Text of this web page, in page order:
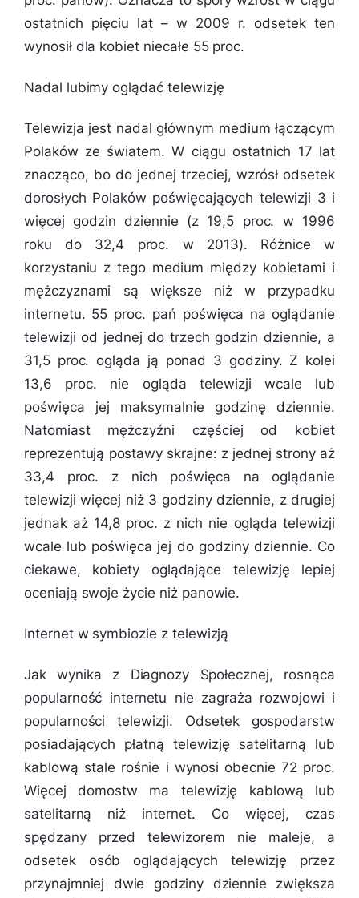
ostatnich pięciu lat – w 2009 r. odsetek ten
wynosił dla kobiet niecałe 55 proc.
Nadal lubimy oglądać telewizję
Telewizja jest nadal głównym medium łączącym
Polaków ze światem. W ciągu ostatnich 17 lat
znacząco, bo do jednej trzeciej, wzrósł odsetek
dorosłych Polaków poświęcających telewizji 3 i
więcej godzin dziennie (z 19,5 proc. w 1996
roku do 32,4 proc. w 2013). Różnice w
korzystaniu z tego medium między kobietami i
mężczyznami są większe niż w przypadku
internetu. 55 proc. pań poświęca na oglądanie
telewizji od jednej do trzech godzin dziennie, a
31,5 proc. ogląda ją ponad 3 godziny. Z kolei
13,6 proc. nie ogląda telewizji wcale lub
poświęca jej maksymalnie godzinę dziennie.
Natomiast mężczyźni częściej od kobiet
reprezentują postawy skrajne: z jednej strony aż
33,4 proc. z nich poświęca na oglądanie
telewizji więcej niż 3 godziny dziennie, z drugiej
jednak aż 14,8 proc. z nich nie ogląda telewizji
wcale lub poświęca jej do godziny dziennie. Co
ciekawe, kobiety oglądające telewizję lepiej
oceniają swoje życie niż panowie.
Internet w symbiozie z telewizją
Jak wynika z Diagnozy Społecznej, rosnąca
popularność internetu nie zagraża rozwojowi i
popularności telewizji. Odsetek gospodarstw
posiadających płatną telewizję satelitarną lub
kablową stale rośnie i wynosi obecnie 72 proc.
Więcej domostw ma telewizję kablową lub
satelitarną niż internet. Co więcej, czas
spędzany przed telewizorem nie maleje, a
odsetek osób oglądających telewizję przez
przynajmniej dwie godziny dziennie zwiększa